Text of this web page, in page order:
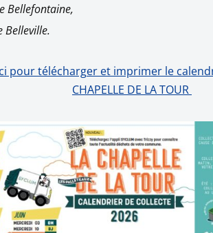
Bellefontaine,
Belleville.
pour télécharger et imprimer le
CHAPELLE DE LA TOUR